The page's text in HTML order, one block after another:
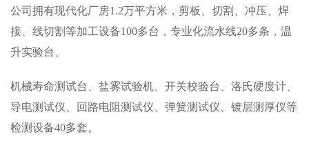
公司拥有现代化厂房1.2万平方米，剪板、切割、冲压、焊
接、线切割等加工设备100多台，专业化流水线20多条，温
升实验台、
机械寿命测试台、盐雾试验机、开关校验台、洛氏硬度计、
导电测试仪、回路电阻测试仪、弹簧测试仪、镀层测厚仪等
检测设备40多套。